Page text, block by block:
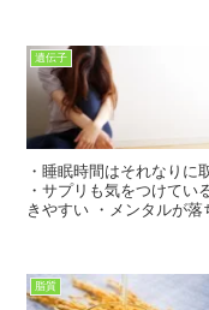
遺伝子
・睡眠時間はそれなりに
・サプリも気をつけてい
きやすい ・メンタルが
脂質